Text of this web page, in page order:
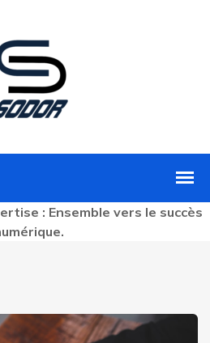
: Ensemble vers le succès